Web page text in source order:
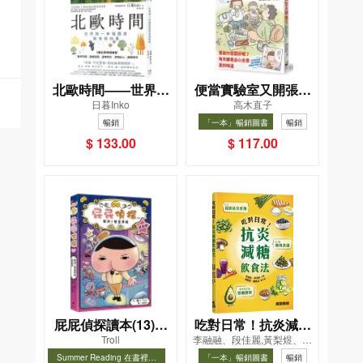
北歐時間——世界第
一幸福國度教會我的
事
日暮Inko
暢銷
$ 133.00
便當實驗室又開張了
——日日和特別日的
菜單挑戰記
高木直子
「一本」暢銷圖書 暢銷
$ 117.00
屁屁偵探讀本(13)－
－對決！怪盜學院
Troll
Summer Reading 在書裡度
吃對日常！抗炎減糖
飲食法
李融融、段佳麗,黃梨煜、顧
凱辰
「一本」暢銷圖書 暢銷